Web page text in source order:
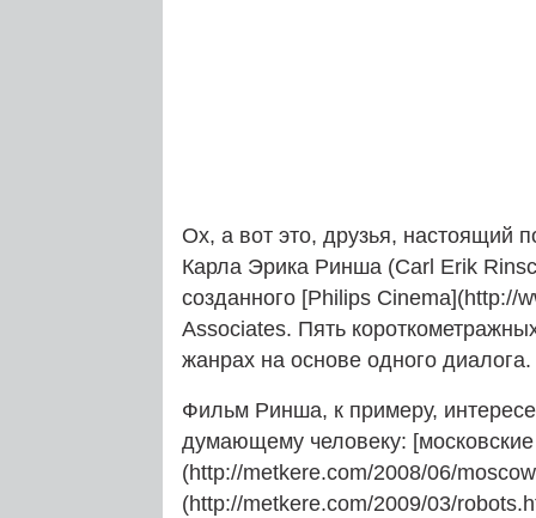
Ох, а вот это, друзья, настоящий
Карла Эрика Ринша (Carl Erik
созданного [Philips Cinema](http://
Associates. Пять
жанрах на основе одного диалога.
Фильм Ринша, к примеру,
думающему человеку:
(http://metkere.com/2008/06/
(http://metkere.com/2009/03/